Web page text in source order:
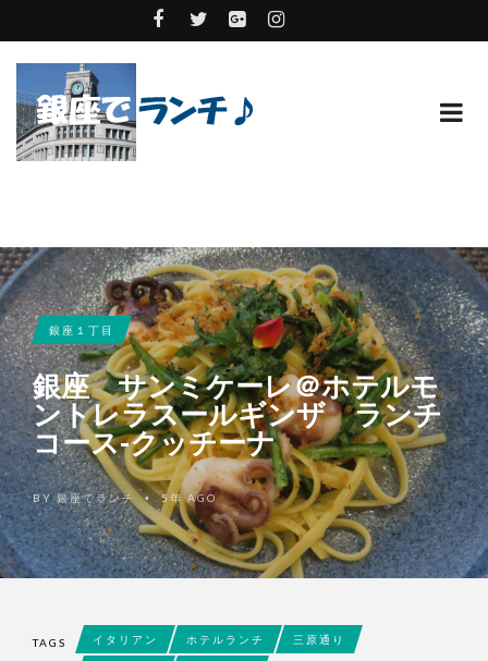
銀座１丁目
銀座 サンミケーレ＠ホテルモ
ントレラスールギンザ ランチ
コース-クッチーナ
BY銀座でランチ •5年 AGO
TAGS イタリアン ホテルランチ 三原通り